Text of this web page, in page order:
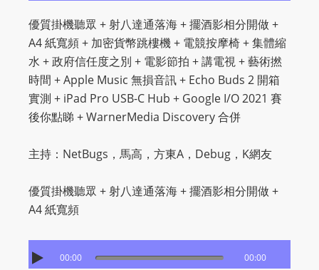
優質掛機聽眾 + 射八達通落海 + 擺酒影相分開做 +
A4 紙寬頻 + 加密貨幣跳樓機 + 電競按摩椅 + 集體縮
水 + 政府信任度之別 + 電影節拍 + 講電視 + 藝術撚
時間 + Apple Music 無損音訊 + Echo Buds 2 開箱
實測 + iPad Pro USB-C Hub + Google I/O 2021 賽
後你點睇 + WarnerMedia Discovery 合併
主持：NetBugs，馬高，方東A，Debug，K網友
優質掛機聽眾 + 射八達通落海 + 擺酒影相分開做 +
A4 紙寬頻
00:00 00:00